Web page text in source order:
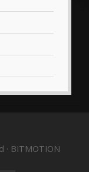
· BITMOTION